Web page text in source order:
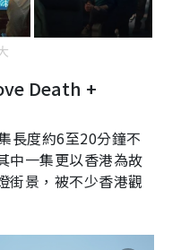
Death +
長度約6至20分鐘不
中一集更以香港為故
街景，被不少香港觀